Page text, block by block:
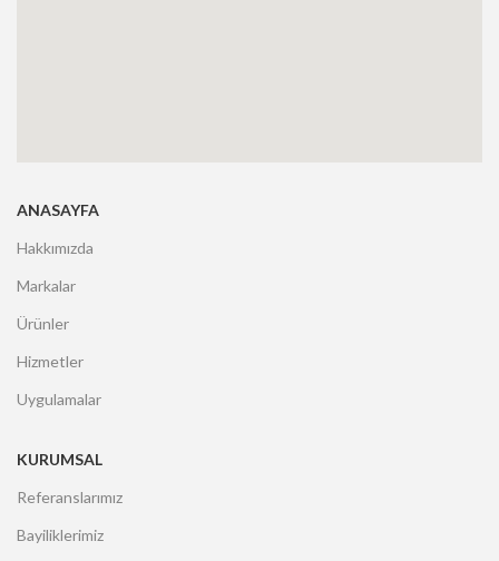
ANASAYFA
Hakkımızda
Markalar
Ürünler
Hizmetler
Uygulamalar
KURUMSAL
Referanslarımız
Bayiliklerimiz